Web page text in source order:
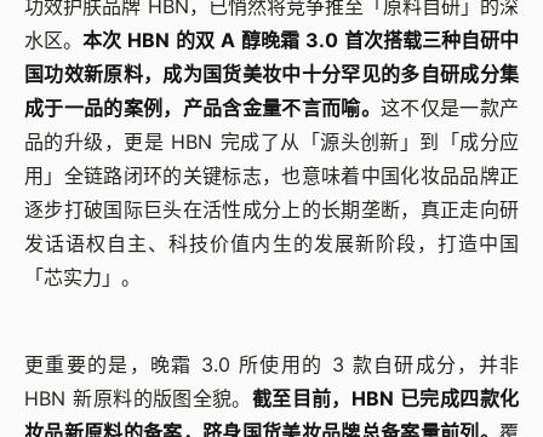
功效护肤品牌 HBN，已悄然将竞争推至「原料自研」的深
水区。 本次 HBN 的双 A 醇晚霜 3.0 首次搭载三种自研中
国功效新原料，成为国货美妆中十分罕见的多自研成分集
成于一品的案例，产品含金量不言而喻。 这不仅是一款产
品的升级，更是 HBN 完成了从「源头创新」到「成分应
用」全链路闭环的关键标志，也意味着中国化妆品品牌正
逐步打破国际巨头在活性成分上的长期垄断，真正走向研
发话语权自主、科技价值内生的发展新阶段，打造中国
「芯实力」。
更重要的是，晚霜 3.0 所使用的 3 款自研成分，并非
HBN 新原料的版图全貌。 截至目前，HBN 已完成四款化
妆品新原料的备案，跻身国货美妆品牌总备案量前列。 覆